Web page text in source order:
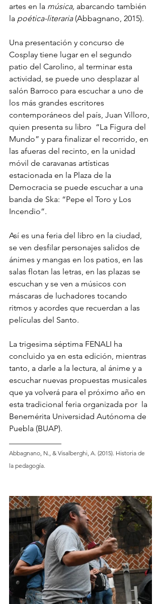
artes en la música, abarcando también
la poética-literaria (Abbagnano, 2015).
Una presentación y concurso de
Cosplay tiene lugar en el segundo
patio del Carolino, al terminar esta
actividad, se puede uno desplazar al
salón Barroco para escuchar a uno de
los más grandes escritores
contemporáneos del país, Juan Villoro,
quien presenta su libro  “La Figura del
Mundo” y para finalizar el recorrido, en
las afueras del recinto, en la unidad
móvil de caravanas artísticas
estacionada en la Plaza de la
Democracia se puede escuchar a una
banda de Ska: “Pepe el Toro y Los
Incendio”.
Así es una feria del libro en la ciudad,
se ven desfilar personajes salidos de
ánimes y mangas en los patios, en las
salas flotan las letras, en las plazas se
escuchan y se ven a músicos con
máscaras de luchadores tocando
ritmos y acordes que recuerdan a las
películas del Santo.
La trigesima séptima FENALI ha
concluido ya en esta edición, mientras
tanto, a darle a la lectura, al ánime y a
escuchar nuevas propuestas musicales
que ya volverá para el próximo año en
esta tradicional feria organizada por  la
Benemérita Universidad Autónoma de
Puebla (BUAP).
Abbagnano, N., & Visalberghi, A. (2015). Historia de
la pedagogía.